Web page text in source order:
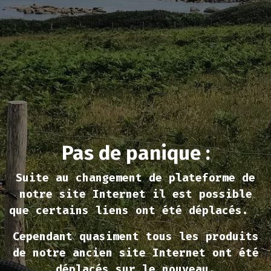
Erreur 404Pas de
Pas de panique :
Suite au changement de plateforme de
notre site Internet il est possible
que certains liens ont été déplacés.
Cependant quasiment tous les produits
de notre ancien site Internet ont été